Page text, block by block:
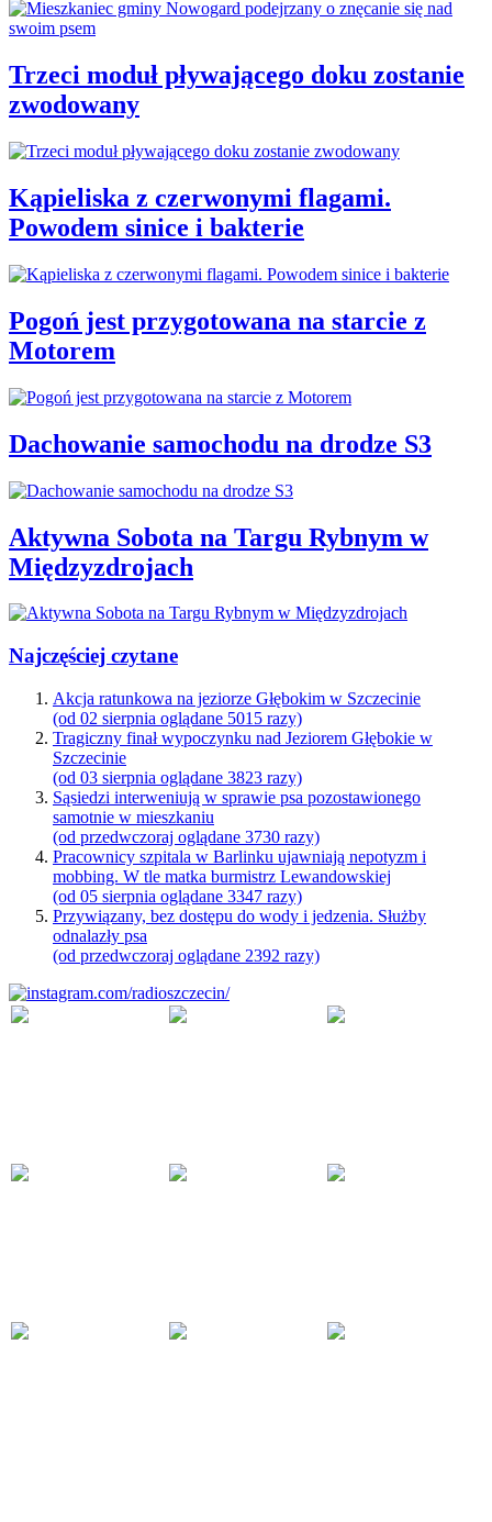
Trzeci moduł pływającego doku zostanie
zwodowany
Kąpieliska z czerwonymi flagami.
Powodem sinice i bakterie
Pogoń jest przygotowana na starcie z
Motorem
Dachowanie samochodu na drodze S3
Aktywna Sobota na Targu Rybnym w
Międzyzdrojach
Najczęściej czytane
Akcja ratunkowa na jeziorze Głębokim w Szczecinie
(od 02 sierpnia oglądane 5015 razy)
Tragiczny finał wypoczynku nad Jeziorem Głębokie w
Szczecinie
(od 03 sierpnia oglądane 3823 razy)
Sąsiedzi interweniują w sprawie psa pozostawionego
samotnie w mieszkaniu
(od przedwczoraj oglądane 3730 razy)
Pracownicy szpitala w Barlinku ujawniają nepotyzm i
mobbing. W tle matka burmistrz Lewandowskiej
(od 05 sierpnia oglądane 3347 razy)
Przywiązany, bez dostępu do wody i jedzenia. Służby
odnalazły psa
(od przedwczoraj oglądane 2392 razy)